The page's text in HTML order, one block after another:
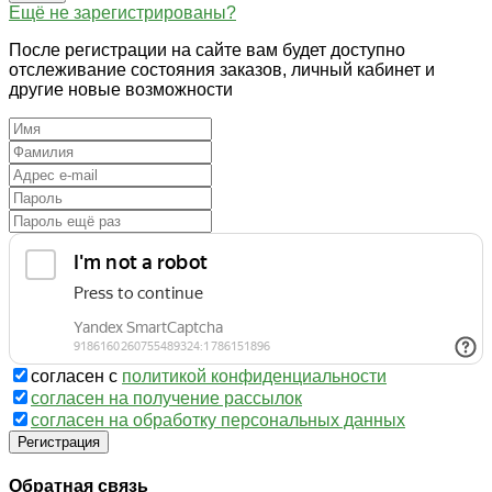
Ещё не зарегистрированы?
После регистрации на сайте вам будет доступно
отслеживание состояния заказов, личный кабинет и
другие новые возможности
согласен с политикой конфиденциальности
согласен на получение рассылок
согласен на обработку персональных данных
Регистрация
Обратная связь